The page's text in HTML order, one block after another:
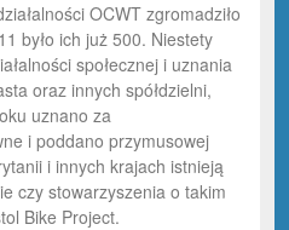
OCWT zgromadziło
było ich już 500. Niestety
społecznej i uznania
oraz innych spółdzielni,
uznano za
i poddano przymusowej
i innych krajach istnieją
czy stowarzyszenia o takim
Bike Project.